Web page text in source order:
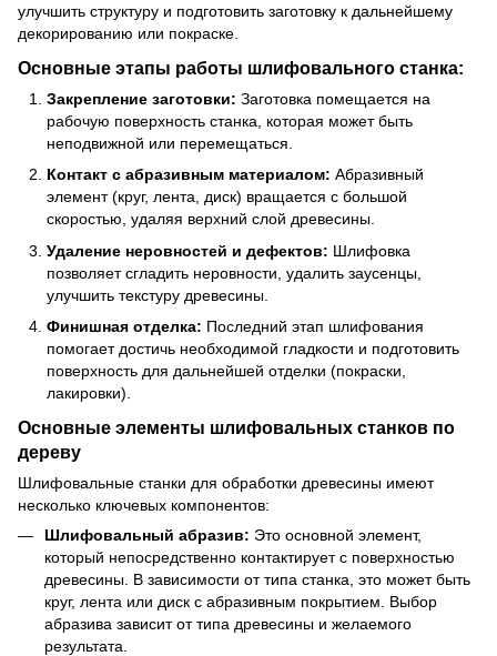
улучшить структуру и подготовить заготовку к дальнейшему
декорированию или покраске.
Основные этапы работы шлифовального станка:
Закрепление заготовки: Заготовка помещается на
рабочую поверхность станка, которая может быть
неподвижной или перемещаться.
Контакт с абразивным материалом: Абразивный
элемент (круг, лента, диск) вращается с большой
скоростью, удаляя верхний слой древесины.
Удаление неровностей и дефектов: Шлифовка
позволяет сгладить неровности, удалить заусенцы,
улучшить текстуру древесины.
Финишная отделка: Последний этап шлифования
помогает достичь необходимой гладкости и подготовить
поверхность для дальнейшей отделки (покраски,
лакировки).
Основные элементы шлифовальных станков по
дереву
Шлифовальные станки для обработки древесины имеют
несколько ключевых компонентов:
Шлифовальный абразив: Это основной элемент,
который непосредственно контактирует с поверхностью
древесины. В зависимости от типа станка, это может быть
круг, лента или диск с абразивным покрытием. Выбор
абразива зависит от типа древесины и желаемого
результата.